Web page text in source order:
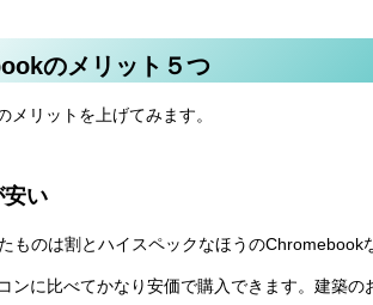
のメリット５つ
メリットを上げてみます。
安い
ものは割とハイスペックなほうの
ンに比べてかなり安価で購入できます。建築